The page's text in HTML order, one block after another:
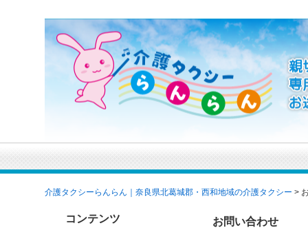
介護タクシーらんらん｜奈良県北葛城郡・西和地域の介護タクシー >
お問い合わせ
コンテンツ